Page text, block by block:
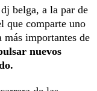
belga, a la par de
que comparte uno
más importantes de
nuevos